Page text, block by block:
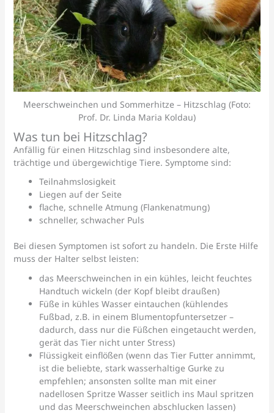
Meerschweinchen und Sommerhitze – Hitzschlag (Foto:
Prof. Dr. Linda Maria Koldau)
Was tun bei Hitzschlag?
Anfällig für einen Hitzschlag sind insbesondere alte,
trächtige und übergewichtige Tiere. Symptome sind:
Teilnahmslosigkeit
Liegen auf der Seite
flache, schnelle Atmung (Flankenatmung)
schneller, schwacher Puls
Bei diesen Symptomen ist sofort zu handeln. Die Erste Hilfe
muss der Halter selbst leisten:
das Meerschweinchen in ein kühles, leicht feuchtes
Handtuch wickeln (der Kopf bleibt draußen)
Füße in kühles Wasser eintauchen (kühlendes
Fußbad, z.B. in einem Blumentopfuntersetzer –
dadurch, dass nur die Füßchen eingetaucht werden,
gerät das Tier nicht unter Stress)
Flüssigkeit einflößen (wenn das Tier Futter annimmt,
ist die beliebte, stark wasserhaltige Gurke zu
empfehlen; ansonsten sollte man mit einer
nadellosen Spritze Wasser seitlich ins Maul spritzen
und das Meerschweinchen abschlucken lassen)